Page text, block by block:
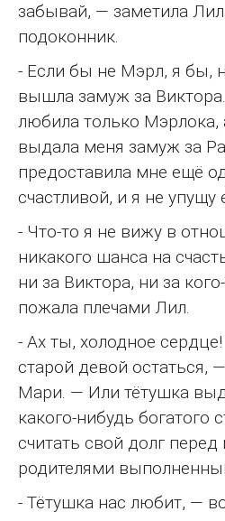
забывай, — заметила
подоконник.
- Если бы не Мэрл, я бы,
вышла замуж за
любила только Мэрлока,
выдала меня замуж за
предоставила мне ещё
счастливой, и я не упущу
- Что-то я не вижу в
никакого шанса на
ни за Виктора, ни за
пожала плечами Лил.
- Ах ты, холодное
старой девой остаться,
Мари. — Или тётушка
какого-нибудь богатого
считать свой долг
родителями
- Тётушка нас любит, —